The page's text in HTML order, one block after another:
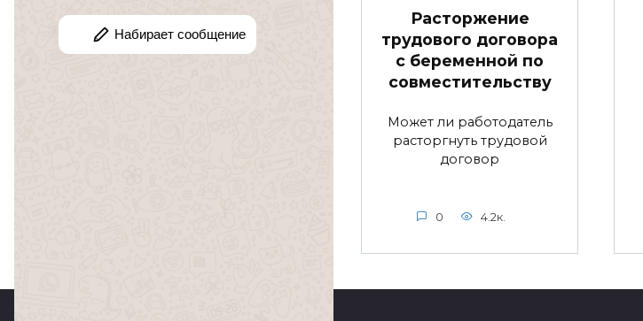
Что делать, если
соседи
Расторжение
трудового договора
с беременной по
совместительству
Может ли работодатель
расторгнуть трудовой
договор
0 4.2к.